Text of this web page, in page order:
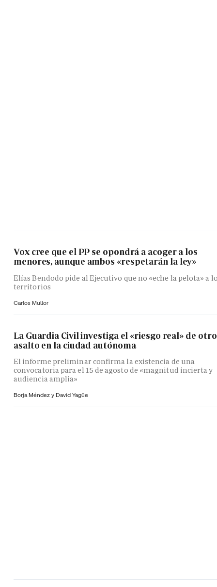
Vox cree que el PP se opondrá a acoger a los
menores, aunque ambos «respetarán la ley»
Elías Bendodo pide al Ejecutivo que no «eche la pelota» a
territorios
Carlos Mullor
La Guardia Civil investiga el «riesgo real» de otro
asalto en la ciudad autónoma
El informe preliminar confirma la existencia de una
convocatoria para el 15 de agosto de «magnitud incierta y
audiencia amplia»
Borja Méndez y David Yagüe